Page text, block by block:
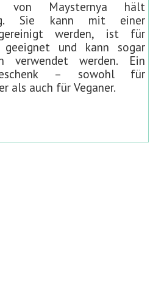
von Maysternya hält
Sie kann mit einer
werden, ist für
geeignet und kann sogar
verwendet werden. Ein
– sowohl für
als auch für Veganer.